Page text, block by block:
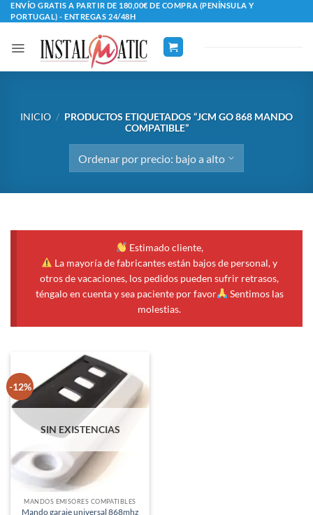
Saltar
al
contenido
ENVÍO GRATIS A PARTIR DE 180,00€ DE COMPRA (PENÍNSULA Y
PORTUGAL) - ENTREGAS 24/48H
INICIO / PRODUCTOS ETIQUETADOS “JCM GO 868 MANDO
COMPATIBLE”
Estimado cliente,
La mayoría de fabricantes están bajos de personal, y
otros de vacaciones, los pedidos pueden sufrir retrasos,
téngalo en cuenta y sea paciente por favor
Sentimos las
molestias.
-12%
SIN EXISTENCIAS
MANDOS EMISORES COMPATIBLES
Mando garaje universal 868mhz